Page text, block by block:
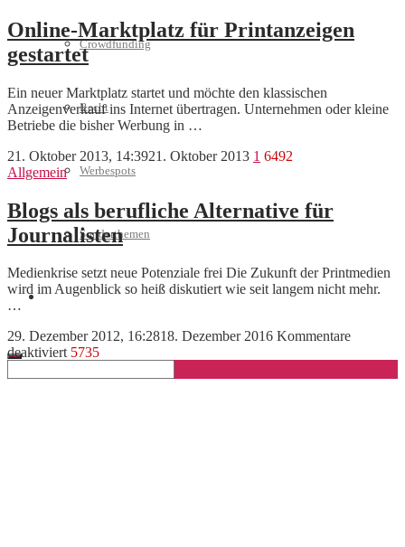
Crowdfunding
Recht
Werbespots
Sonderthemen
Geschäftskonto eröffnen
Online-Marktplatz für Printanzeigen
gestartet
Ein neuer Marktplatz startet und möchte den klassischen
Anzeigenverkauf ins Internet übertragen. Unternehmen oder kleine
Betriebe die bisher Werbung in …
21. Oktober 2013, 14:3921. Oktober 2013 1 6492
Allgemein
Blogs als berufliche Alternative für
Journalisten
Medienkrise setzt neue Potenziale frei Die Zukunft der Printmedien
wird im Augenblick so heiß diskutiert wie seit langem nicht mehr.
…
29. Dezember 2012, 16:2818. Dezember 2016 Kommentare
deaktiviertfür
als
5735